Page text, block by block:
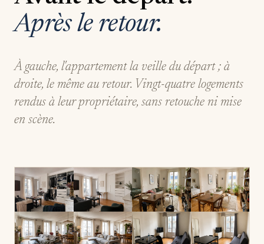
Après le retour.
À gauche, l'appartement la veille du départ ; à
droite, le même au retour. Vingt-quatre logements
rendus à leur propriétaire, sans retouche ni mise
en scène.